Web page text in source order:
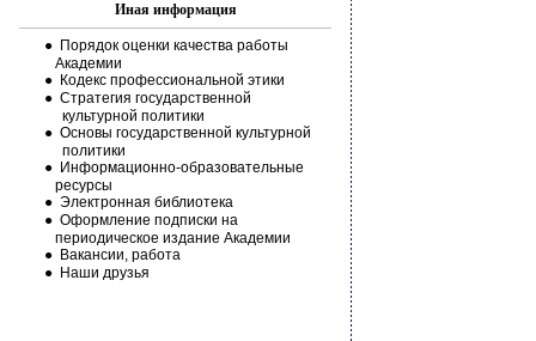
Иная информация
● Порядок оценки качества работы
Академии
● Кодекс профессиональной этики
● Стратегия государственной
культурной политики
● Основы государственной культурной
политики
● Информационно-образовательные
ресурсы
● Электронная библиотека
● Оформление подписки на
периодическое издание Академии
● Вакансии, работа
● Наши друзья